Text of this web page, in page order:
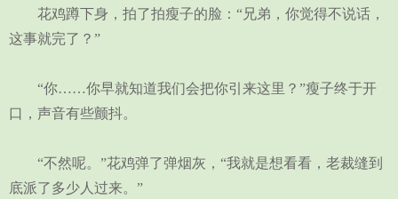
花鸡蹲下身，拍了拍瘦子的脸：“兄弟，你觉得不说话，
这事就完了？”
“你……你早就知道我们会把你引来这里？”瘦子终于开
口，声音有些颤抖。
“不然呢。”花鸡弹了弹烟灰，“我就是想看看，老裁缝到
底派了多少人过来。”